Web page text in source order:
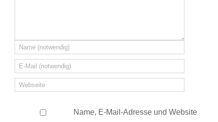
Name, E-Mail-Adresse und Website